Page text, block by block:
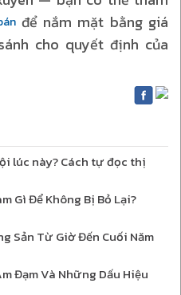
để nắm mặt bằng giá
cho quyết định của
lúc này? Cách tự đọc thị
Gì Để Không Bị Bỏ Lại?
Sản Từ Giờ Đến Cuối Năm
Đạm Và Những Dấu Hiệu